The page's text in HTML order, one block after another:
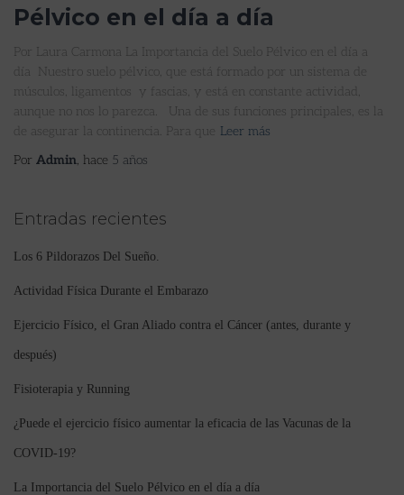
Pélvico en el día a día
Por Laura Carmona La Importancia del Suelo Pélvico en el día a
día Nuestro suelo pélvico, que está formado por un sistema de
músculos, ligamentos y fascias, y está en constante actividad,
aunque no nos lo parezca. Una de sus funciones principales, es la
de asegurar la continencia. Para que
Leer más
Por Admin, hace 5 años
Entradas recientes
Los 6 Pildorazos Del Sueño.
Actividad Física Durante el Embarazo
Ejercicio Físico, el Gran Aliado contra el Cáncer (antes, durante y
después)
Fisioterapia y Running
¿Puede el ejercicio físico aumentar la eficacia de las Vacunas de la
COVID-19?
La Importancia del Suelo Pélvico en el día a día